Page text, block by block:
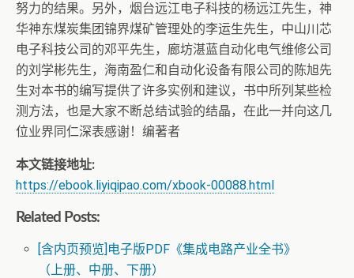
努力的结果。另外，烟台远江电子科技的杨远江先生，神
华神东煤炭集团锦界煤矿管理处的李运生先生，中山川芯
电子科技公司的邓平先生，廊坊湛蓝自动化电气维修公司
的刘学彬先生，海南盈仁和自动化设备有限公司的陈旭先
生对本书的编写提供了许多实例和建议，书中所列某些检
测方法，也是大家不断总结试验的结晶，在此一并向这几
位业界同仁深表感谢！编著者
本文链接地址:
https://ebook.liyiqipao.com/xbook-00088.html
Related Posts:
[含内页预览]电子版PDF《集成电路产业全书》
（上册、中册、下册）